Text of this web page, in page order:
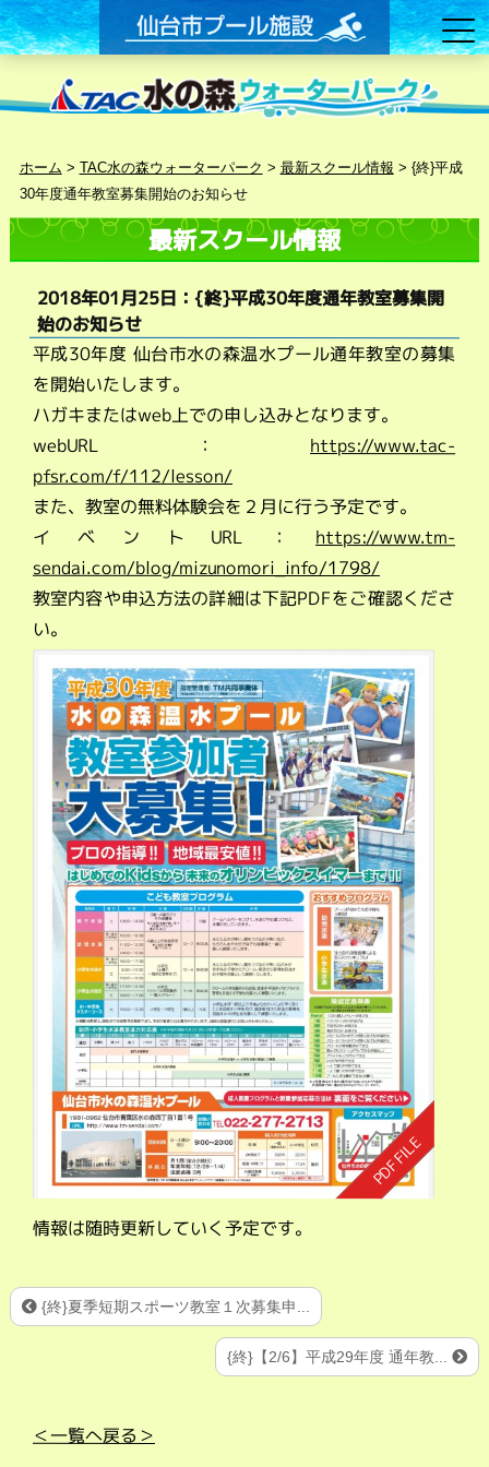
ホーム > TAC水の森ウォーターパーク > 最新スクール情報 > {終}平成
30年度通年教室募集開始のお知らせ
最新スクール情報
2018年01月25日：{終}平成30年度通年教室募集開
始のお知らせ
平成30年度 仙台市水の森温水プール通年教室の募集
を開始いたします。
ハガキまたはweb上での申し込みとなります。
webURL： https://www.tac-
pfsr.com/f/112/lesson/
また、教室の無料体験会を２月に行う予定です。
イベントURL： https://www.tm-
sendai.com/blog/mizunomori_info/1798/
教室内容や申込方法の詳細は下記PDFをご確認くださ
い。
情報は随時更新していく予定です。
{終}夏季短期スポーツ教室１次募集申...
{終}【2/6】平成29年度 通年教...
＜一覧へ戻る＞